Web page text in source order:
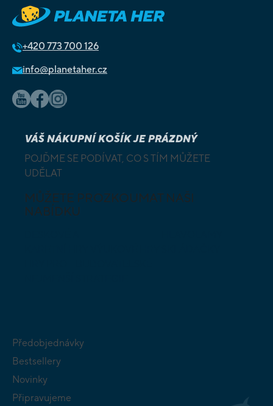
+420 773 700 126
info@planetaher.cz
VÁŠ NÁKUPNÍ KOŠÍK JE PRÁZDNÝ
POJĎME SE PODÍVAT, CO S TÍM MŮŽETE
UDĚLAT
MŮŽETE PROZKOUMAT NAŠI
NABÍDKU
Předobjednávky
Bestsellery
Novinky
Připravujeme